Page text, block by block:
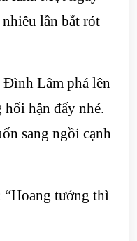
lần bắt rót
Lâm phá lên
hận đấy nhé.
sang ngồi cạnh
tưởng thì